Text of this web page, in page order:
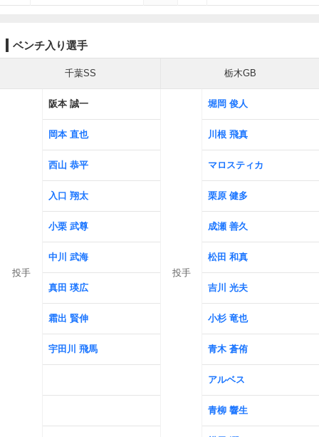
ベンチ入り選手
千葉SS 栃木GB
投手
阪本 誠一
投手
堀岡 俊人
岡本 直也 川根 飛真
西山 恭平 マロスティカ
入口 翔太 栗原 健多
小栗 武尊 成瀬 善久
中川 武海 松田 和真
真田 瑛広 吉川 光夫
霜出 賢伸 小杉 竜也
宇田川 飛馬 青木 蒼侑
アルベス
青柳 響生